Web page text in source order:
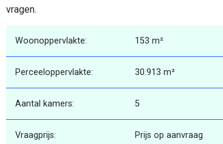
vragen.
Woonoppervlakte: 153 m²
Perceeloppervlakte: 30.913 m²
Aantal kamers: 5
Vraagprijs: Prijs op aanvraag